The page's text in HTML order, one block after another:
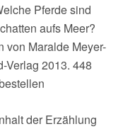
Pferde sind
aufs Meer?
von Maralde Meyer-
Verlag 2013. 448
der Erzählung